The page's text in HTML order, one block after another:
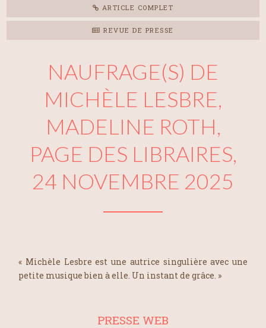
ARTICLE COMPLET
REVUE DE PRESSE
NAUFRAGE(S) DE
MICHÈLE LESBRE,
MADELINE ROTH,
PAGE DES LIBRAIRES,
24 NOVEMBRE 2025
« Michèle Lesbre est une autrice singulière avec une
petite musique bien à elle. Un instant de grâce. »
PRESSE WEB